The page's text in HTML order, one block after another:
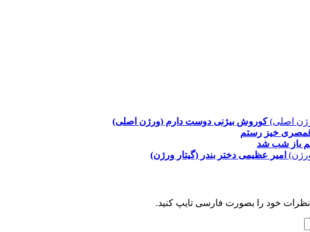
کوروش بیژنی دوست دارم (ورژن اصلی)
خیز رستم
باز شب شد
امیر عظیمی دختر بندر (گیتار ورژن)
خود را بصورت فارسی تایپ کنید.